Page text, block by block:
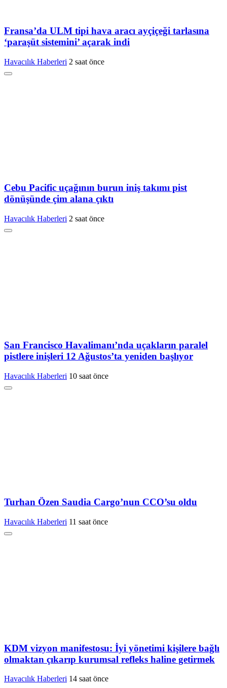
Fransa’da ULM tipi hava aracı ayçiçeği tarlasına
‘paraşüt sistemini’ açarak indi
Havacılık Haberleri 2 saat önce
Cebu Pacific uçağının burun iniş takımı pist
dönüşünde çim alana çıktı
Havacılık Haberleri 2 saat önce
San Francisco Havalimanı’nda uçakların paralel
pistlere inişleri 12 Ağustos’ta yeniden başlıyor
Havacılık Haberleri 10 saat önce
Turhan Özen Saudia Cargo’nun CCO’su oldu
Havacılık Haberleri 11 saat önce
KDM vizyon manifestosu: İyi yönetimi kişilere bağlı
olmaktan çıkarıp kurumsal refleks haline getirmek
Havacılık Haberleri 14 saat önce